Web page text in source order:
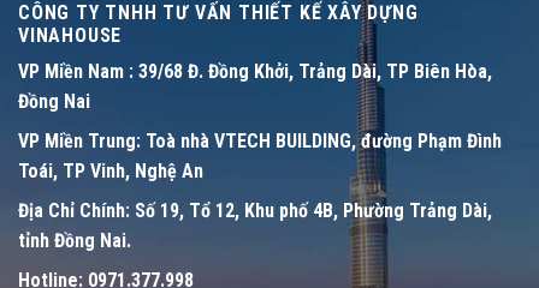
CÔNG TY TNHH TƯ VẤN THIẾT KẾ XÂY DỰNG
VINAHOUSE
VP Miền Nam : 39/68 Đ. Đồng Khởi, Trảng Dài, TP Biên Hòa,
Đồng Nai
VP Miền Trung: Toà nhà VTECH BUILDING, đường Phạm Đình
Toái, TP Vinh, Nghệ An
Địa Chỉ Chính: Số 19, Tổ 12, Khu phố 4B, Phường Trảng Dài,
tỉnh Đồng Nai.
Hotline: 0971.377.998